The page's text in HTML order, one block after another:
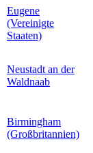
Eugene
(Vereinigte
Staaten)
Neustadt an der
Waldnaab
Birmingham
(Großbritannien)